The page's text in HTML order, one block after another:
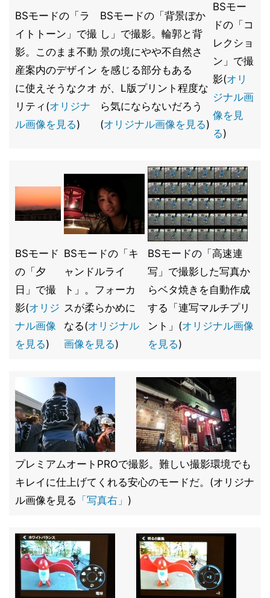
BSモードの「ラ
イトトーン」で撮
影。このまま不動
産案内のデザイン
に使えそうなクオ
リティ(オリジナ
ル画像を見る)
BSモードの「背景ぼか
し」で撮影。輪郭と背
景の境にやや不自然さ
を感じる部分もある
が、L版プリント程度な
ら気にならないだろう
(オリジナル画像を見る)
BSモー
ドの「コ
レクショ
ン」で撮
影(オリ
ジナル画
像を見
る)
BSモード
の「夕
日」で撮
影(オリジ
ナル画像
を見る)
BSモードの「キ
ャンドルライ
ト」。フォーカ
スが柔らかめに
なる(オリジナル
画像を見る)
BSモードの「高速連
写」で撮影した写真か
らベタ焼きを自動作成
する「連写マルチプリ
ント」(オリジナル画像
を見る)
プレミアムオートPROで撮影。難しい撮影環境でも
キレイに仕上げてくれる安心のモードだ。(オリジナ
ル画像を見る 「写真右」 )